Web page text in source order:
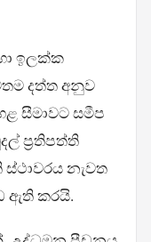
ඉලක්ක
දත්ත අනුව
සීමාවට සමීප
ප්‍රතිපත්ති
ස්ථාවරය නැවත
ඇති කරයි.